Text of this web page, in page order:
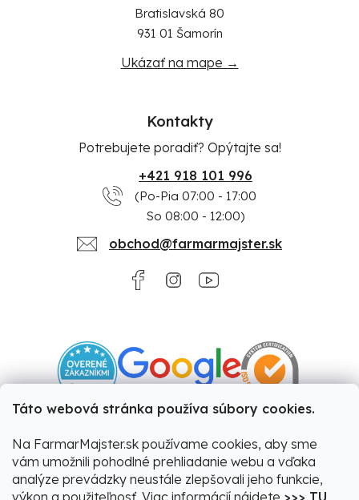
Táto webová stránka používa súbory cookies.
Na FarmarMajster.sk používame cookies, aby sme
vám umožnili pohodlné prehliadanie webu a vďaka
analýze prevádzky neustále zlepšovali jeho funkcie,
výkon a použiteľnosť. Viac informácií nájdete >>> TU
Bratislavská 80
931 01 Šamorín
Ukázať na mape →
Kontakty
Potrebujete poradiť? Opýtajte sa!
+421 918 101 996
(Po-Pia 07:00 - 17:00
So 08:00 - 12:00)
obchod@farmarmajster.sk